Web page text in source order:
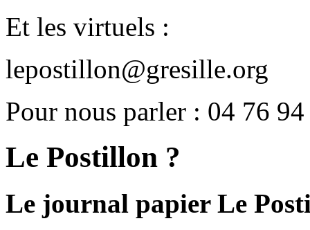
Et les virtuels :
lepostillon@gresille.org
Pour nous parler : 04 76
Le Postillon ?
Le journal papier Le